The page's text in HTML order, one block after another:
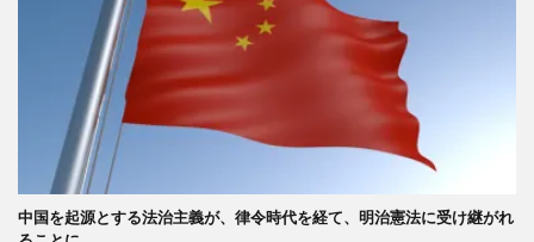
中国を起源とする法治主義が、律令時代を経て、明治憲法に受け継がれ